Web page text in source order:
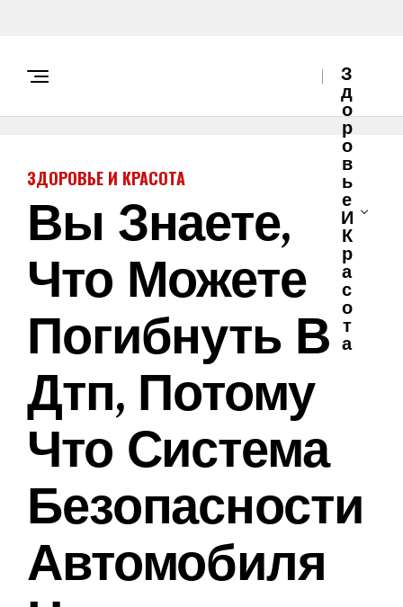
З
Д
О
Р
О
В
Ь
Е
И
К
Р
А
С
О
Т
А
ЗДОРОВЬЕ И КРАСОТА
Вы Знаете,
Что Можете
Погибнуть В
Дтп, Потому
Что Система
Безопасности
Автомобиля